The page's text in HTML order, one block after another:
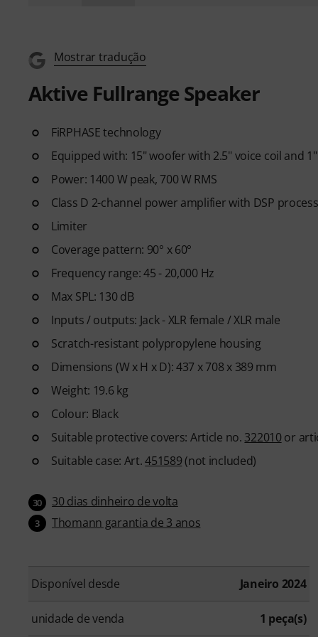
Mostrar tradução
Aktive Fullrange Speaker
FiRPHASE technology
Equipped with: 15" woofer with 2.5" voice coil and
Power: 1400 W peak, 700 W RMS
Class D 2-channel power amplifier with DSP
Limiter
Coverage pattern: 90° x 60°
Frequency range: 45 - 20,000 Hz
Max SPL: 130 dB
Inputs / outputs: Jack - XLR female / XLR male
Scratch-resistant polypropylene housing
Dimensions (W x H x D): 437 x 708 x 389 mm
Weight: 19.6 kg
Colour: Black
Suitable protective covers: Article no. 322010 or
Suitable case: Art.451589 (not included)
30 30 dias dinheiro de volta
3 Thomann garantia de 3 anos
Disponível desde Janeiro 2024
unidade de venda 1 peça(s)